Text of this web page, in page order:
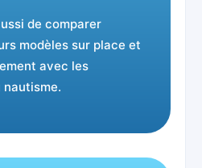
de comparer
modèles sur place et
avec les
nautisme.